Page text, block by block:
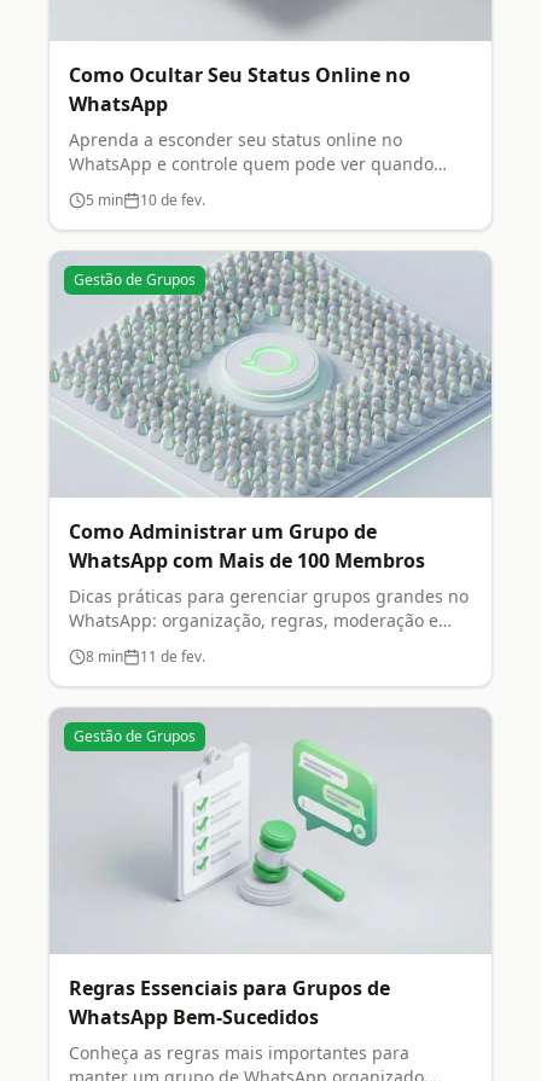
Como Ocultar Seu Status Online no
WhatsApp
Aprenda a esconder seu status online no
WhatsApp e controle quem pode ver quando
você está conectado.
5 min 10 de fev.
Gestão de Grupos
Como Administrar um Grupo de
WhatsApp com Mais de 100 Membros
Dicas práticas para gerenciar grupos grandes no
WhatsApp: organização, regras, moderação e
engajamento.
8 min 11 de fev.
Gestão de Grupos
Regras Essenciais para Grupos de
WhatsApp Bem-Sucedidos
Conheça as regras mais importantes para